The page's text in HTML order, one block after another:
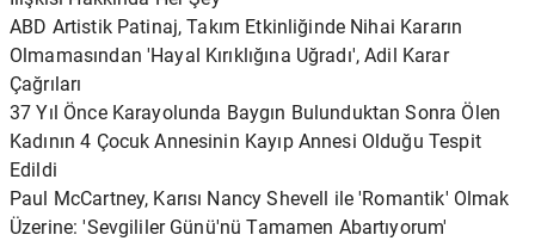
ABD Artistik Patinaj, Takım Etkinliğinde Nihai Kararın
Olmamasından 'Hayal Kırıklığına Uğradı', Adil Karar
Çağrıları
37 Yıl Önce Karayolunda Baygın Bulunduktan Sonra Ölen
Kadının 4 Çocuk Annesinin Kayıp Annesi Olduğu Tespit
Edildi
Paul McCartney, Karısı Nancy Shevell ile 'Romantik' Olmak
Üzerine: 'Sevgililer Günü'nü Tamamen Abartıyorum'